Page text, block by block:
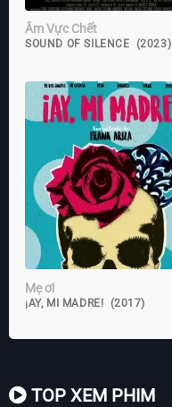
Âm Vực Chết
SOUND OF SILENCE (2023)
Mẹ ơi
¡AY, MI MADRE! (2017)
TOP XEM PHIM